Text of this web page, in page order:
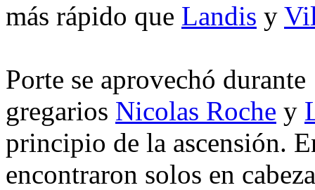
más rápido que Landis y
Porte se aprovechó
gregarios Nicolas Roche y
principio de la ascensión.
encontraron solos en